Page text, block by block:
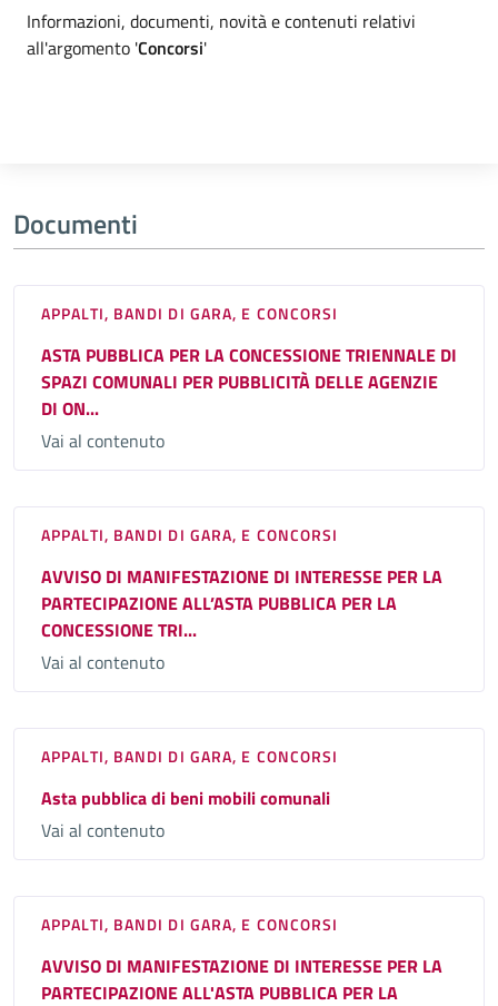
Dettagli argomento
Informazioni, documenti, novità e contenuti relativi
all'argomento 'Concorsi'
Documenti
APPALTI, BANDI DI GARA, E CONCORSI
ASTA PUBBLICA PER LA CONCESSIONE TRIENNALE DI
SPAZI COMUNALI PER PUBBLICITÀ DELLE AGENZIE
DI ON...
Vai al contenuto
APPALTI, BANDI DI GARA, E CONCORSI
AVVISO DI MANIFESTAZIONE DI INTERESSE PER LA
PARTECIPAZIONE ALL’ASTA PUBBLICA PER LA
CONCESSIONE TRI...
Vai al contenuto
APPALTI, BANDI DI GARA, E CONCORSI
Asta pubblica di beni mobili comunali
Vai al contenuto
APPALTI, BANDI DI GARA, E CONCORSI
AVVISO DI MANIFESTAZIONE DI INTERESSE PER LA
PARTECIPAZIONE ALL'ASTA PUBBLICA PER LA